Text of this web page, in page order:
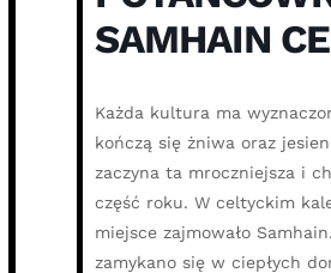
SAMHAIN
Każda kultura ma
kończą się żniwa oraz
zaczyna ta mroczniejsza i
część roku. W celtyckim
miejsce zajmowało
zamykano się w ciepłych